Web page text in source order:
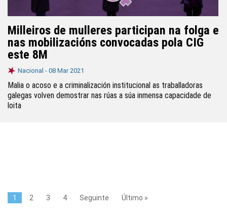
Milleiros de mulleres participan na folga e
nas mobilizacións convocadas pola CIG
este 8M
Nacional - 08 Mar 2021
Malia o acoso e a criminalización institucional as traballadoras
galegas volven demostrar nas rúas a súa inmensa capacidade de
loita
1 2 3 4 Seguinte Último »